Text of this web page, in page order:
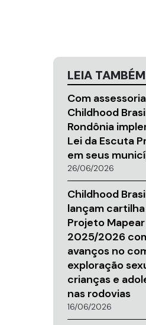
LEIA TAMBÉM
Com
Childhood
Rondônia
Lei da Escuta
em seus
26/06/2026
Childhood
lançam
Projeto Mapear
2025/2026
avanços no
exploração
crianças e
nas rodovias
16/06/2026